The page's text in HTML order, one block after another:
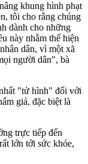
khung hình phạt
tôi cho rằng chúng
dành cho những
này nhằm thể hiện
dân, vì một xã
người dân", bà
"tử hình" đối với
giả, đặc biệt là
trực tiếp đến
lớn tới sức khỏe,